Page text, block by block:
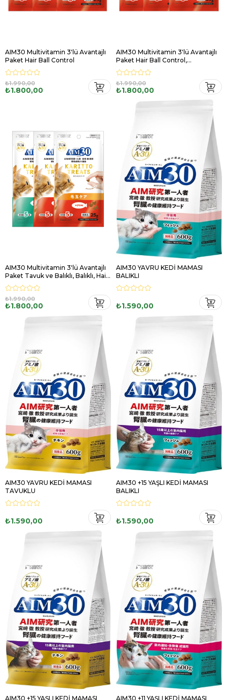
AIM30 Multivitamin 3'lü Avantajlı
Paket Hair Ball Control
₺1.800,00
₺1.990,00
AIM30 Multivitamin 3'lü Avantajlı
Paket Hair Ball Control,
Probiyotikli, Tuna Balıklı
₺1.800,00
₺1.990,00
AIM30 Multivitamin 3'lü Avantajlı
Paket Tavuk ve Balıklı, Balıklı, Hair
Ball Control
₺1.800,00
₺1.990,00
AIM30 YAVRU KEDİ MAMASI
BALIKLI
₺1.590,00
AIM30 YAVRU KEDİ MAMASI
TAVUKLU
₺1.590,00
AIM30 +15 YAŞLI KEDİ MAMASI
BALIKLI
₺1.590,00
AIM30 +15 YAŞLI KEDİ MAMASI AIM30 +11 YAŞLI KEDİ MAMASI